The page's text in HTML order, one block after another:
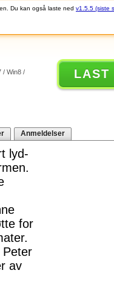
Du kan også laste ned v1.5.5 (siste
/ Win8 /
LAST
Anmeldelser
lyd-
for
Peter
av